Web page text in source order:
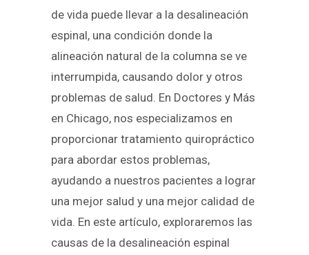
de vida puede llevar a la desalineación
espinal, una condición donde la
alineación natural de la columna se ve
interrumpida, causando dolor y otros
problemas de salud. En Doctores y Más
en Chicago, nos especializamos en
proporcionar tratamiento quiropráctico
para abordar estos problemas,
ayudando a nuestros pacientes a lograr
una mejor salud y una mejor calidad de
vida. En este artículo, exploraremos las
causas de la desalineación espinal